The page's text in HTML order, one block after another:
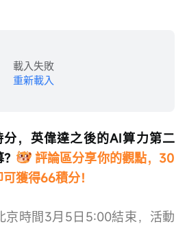
載入失敗
重新載入
，英偉達之後的AI算力第二
評論區分享你的觀點，30
獲得66積分！
京時間3月5日5:00結束，活動